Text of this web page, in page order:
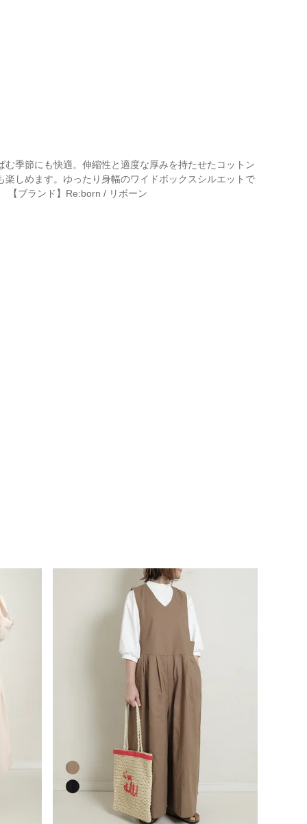
季節にも快適。伸縮性と適度な厚みを持たせたコットン
しめます。ゆったり身幅のワイドボックスシルエットで
【ブランド】Re:born / リボーン